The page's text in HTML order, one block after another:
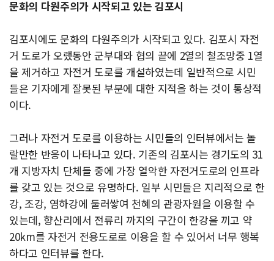
문화의 다원주의가 시작되고 있는 김포시
김포시에도 문화의 다원주의가 시작되고 있다. 김포시 자전
거 도로가 오랬동안 군부대와 협의 끝에 2열의 철조망중 1열
을 제거하고 자전거 도로를 개설하였는데 일반적으로 시민
들은 기자에게 잘못된 부분에 대한 지적을 하는 것이 통상적
이다.
그러나 자전거 도로를 이용하는 시민들의 인터뷰에서는 놀
랄만한 반응이 나타나고 있다. 기존의 김포시는 경기도의 31
개 지방자치 단체들 중에 가장 열악한 자전거도로의 인프라
를 갖고 있는 것으로 유명하다. 일부 시민들은 지리적으로 한
강, 조강, 염하강에 둘러쌓여 천혜의 관광자원을 이용할 수
있는데, 향산리에서 전류리 까지의 구간이 한강을 끼고 약
20km를 자전거 전용도로로 이용을 할 수 있어서 너무 행복
하다고 인터뷰를 한다.